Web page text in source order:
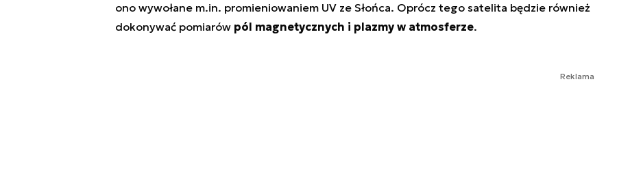
ono wywołane m.in. promieniowaniem UV ze Słońca. Oprócz tego satelita będzie również
dokonywać pomiarów pól magnetycznych i plazmy w atmosferze.
Reklama